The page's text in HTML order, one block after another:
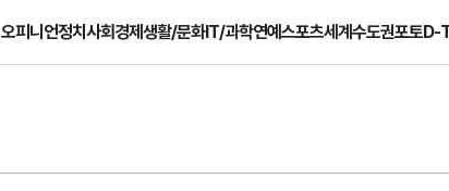
오피니언정치사회경제생활/문화IT/과학연예스포츠세계수도권포토D-